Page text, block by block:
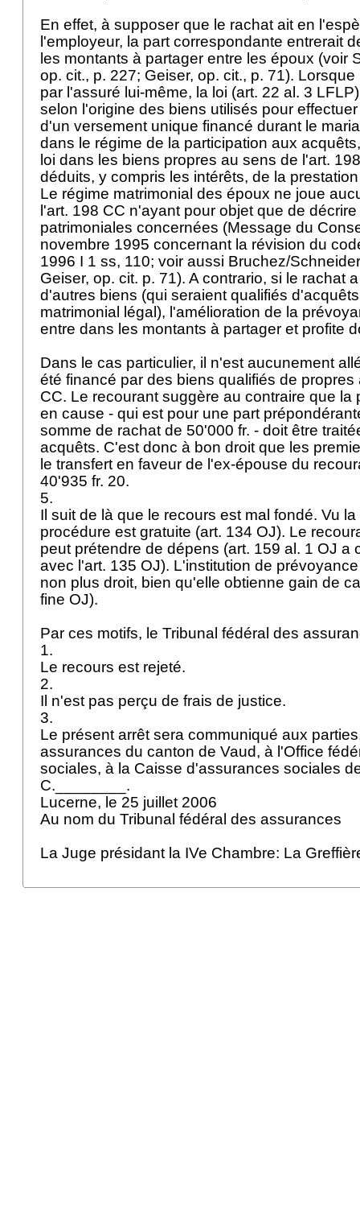
En effet, à supposer que le rachat ait en
l'employeur, la part correspondante entrerait
les montants à partager entre les époux (voir
op. cit., p. 227; Geiser, op. cit., p. 71).
par l'assuré lui-même, la loi (art. 22 al. 3 LFLP
selon l'origine des biens utilisés pour
d'un versement unique financé durant le
dans le régime de la participation aux
loi dans les biens propres au sens de l'art.
déduits, y compris les intérêts, de la
Le régime matrimonial des époux ne joue
l'art. 198 CC n'ayant pour objet que de
patrimoniales concernées (Message du
novembre 1995 concernant la révision du
1996 I 1 ss, 110; voir aussi Bruchez/
Geiser, op. cit. p. 71). A contrario, si le rachat
d'autres biens (qui seraient qualifiés
matrimonial légal), l'amélioration de la
entre dans les montants à partager et profite
Dans le cas particulier, il n'est aucunement
été financé par des biens qualifiés de propres
CC. Le recourant suggère au contraire que la
en cause - qui est pour une part
somme de rachat de 50'000 fr. - doit être
acquêts. C'est donc à bon droit que les
le transfert en faveur de l'ex-épouse du
40'935 fr. 20.
5.
Il suit de là que le recours est mal fondé. Vu
procédure est gratuite (art. 134 OJ). Le
peut prétendre de dépens (art. 159 al. 1 OJ a
avec l'art. 135 OJ). L'institution de
non plus droit, bien qu'elle obtienne gain de
fine OJ).
Par ces motifs, le Tribunal fédéral des
1.
Le recours est rejeté.
2.
Il n'est pas perçu de frais de justice.
3.
Le présent arrêt sera communiqué aux
assurances du canton de Vaud, à l'Office
sociales, à la Caisse d'assurances sociales
C.________.
Lucerne, le 25 juillet 2006
Au nom du Tribunal fédéral des assurances
La Juge présidant la IVe Chambre: La